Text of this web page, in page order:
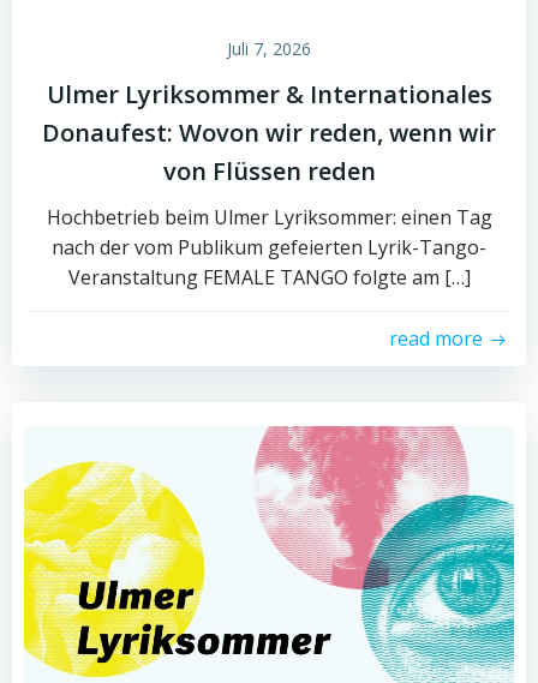
Juli 7, 2026
Ulmer Lyriksommer & Internationales
Donaufest: Wovon wir reden, wenn wir
von Flüssen reden
Hochbetrieb beim Ulmer Lyriksommer: einen Tag
nach der vom Publikum gefeierten Lyrik-Tango-
Veranstaltung FEMALE TANGO folgte am […]
read more